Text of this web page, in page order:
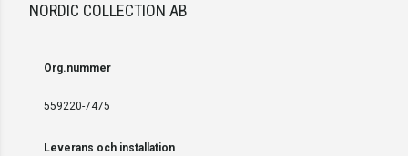
NORDIC COLLECTION AB
Org.nummer
559220-7475
Leverans och installation